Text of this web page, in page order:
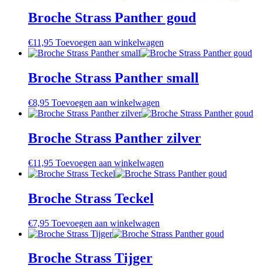
Broche Strass Panther goud
€11,95 Toevoegen aan winkelwagen
Broche Strass Panther small
€8,95 Toevoegen aan winkelwagen
Broche Strass Panther zilver
€11,95 Toevoegen aan winkelwagen
Broche Strass Teckel
€7,95 Toevoegen aan winkelwagen
Broche Strass Tijger